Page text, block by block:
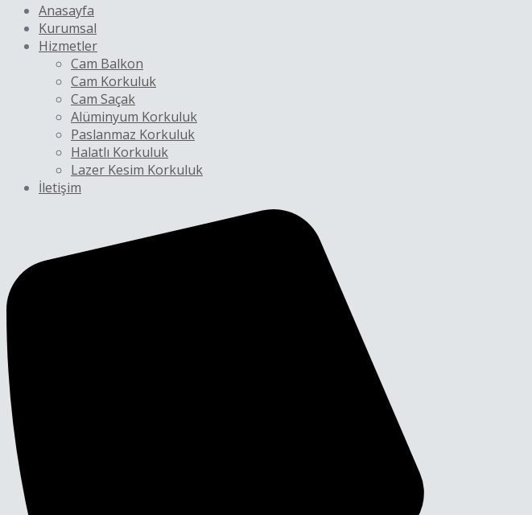
Anasayfa
Kurumsal
Hizmetler
Cam Balkon
Cam Korkuluk
Cam Saçak
Alüminyum Korkuluk
Paslanmaz Korkuluk
Halatlı Korkuluk
Lazer Kesim Korkuluk
İletişim